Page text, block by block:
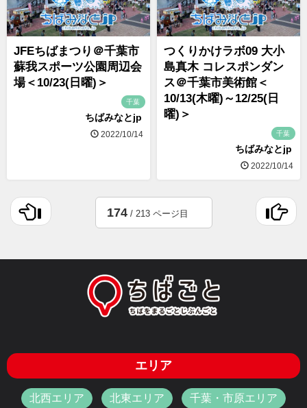
JFEちばまつり＠千葉市
蘇我スポーツ公園周辺会
場＜10/23(日曜)＞
千葉
ちばみなとjp
2022/10/14
つくりかけラボ09 大小
島真木 コレスポンダン
ス＠千葉市美術館＜
10/13(木曜)～12/25(日
曜)＞
千葉
ちばみなとjp
2022/10/14
174/ 213 ページ目
エリア
北西エリア 北東エリア 千葉・市原エリア